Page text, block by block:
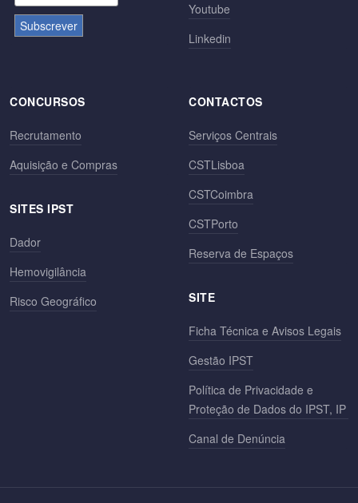
Youtube
Linkedin
CONCURSOS
Recrutamento
Aquisição e Compras
SITES IPST
Dador
Hemovigilância
Risco Geográfico
CONTACTOS
Serviços Centrais
CSTLisboa
CSTCoimbra
CSTPorto
Reserva de Espaços
SITE
Ficha Técnica e Avisos Legais
Gestão IPST
Política de Privacidade e
Proteção de Dados do IPST, IP
Canal de Denúncia